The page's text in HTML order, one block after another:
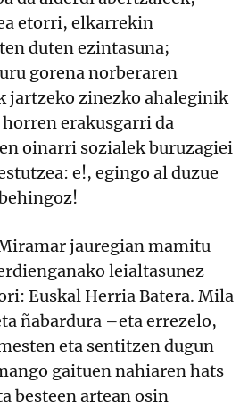
etorri, elkarrekin
duten ezintasuna;
gorena norberaren
jartzeko zinezko ahaleginik
erakusgarri da
oinarri sozialek buruzagiei
e!, egingo al duzue
jauregian mamitu
leialtasunez
Euskal Herria Batera. Mila
ñabardura –eta errezelo,
eta sentitzen dugun
gaituen nahiaren hats
besteen artean osin